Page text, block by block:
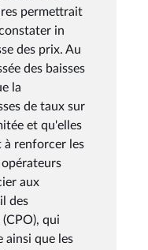
permettrait
in
des prix. Au
des baisses
la
de taux sur
et qu'elles
à renforcer les
opérateurs
aux
des
qui
ainsi que les